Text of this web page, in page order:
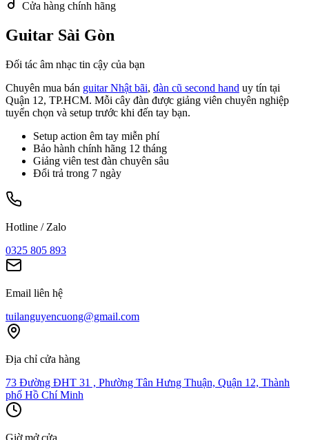
Cửa hàng chính hãng
Guitar Sài Gòn
Đối tác âm nhạc tin cậy của bạn
Chuyên mua bán guitar Nhật bãi, đàn cũ second hand uy tín tại
Quận 12, TP.HCM. Mỗi cây đàn được giảng viên chuyên nghiệp
tuyển chọn và setup trước khi đến tay bạn.
Setup action êm tay miễn phí
Bảo hành chính hãng 12 tháng
Giảng viên test đàn chuyên sâu
Đổi trả trong 7 ngày
Hotline / Zalo
0325 805 893
Email liên hệ
tuilanguyencuong@gmail.com
Địa chỉ cửa hàng
73 Đường ĐHT 31 , Phường Tân Hưng Thuận, Quận 12, Thành
phố Hồ Chí Minh
Giờ mở cửa